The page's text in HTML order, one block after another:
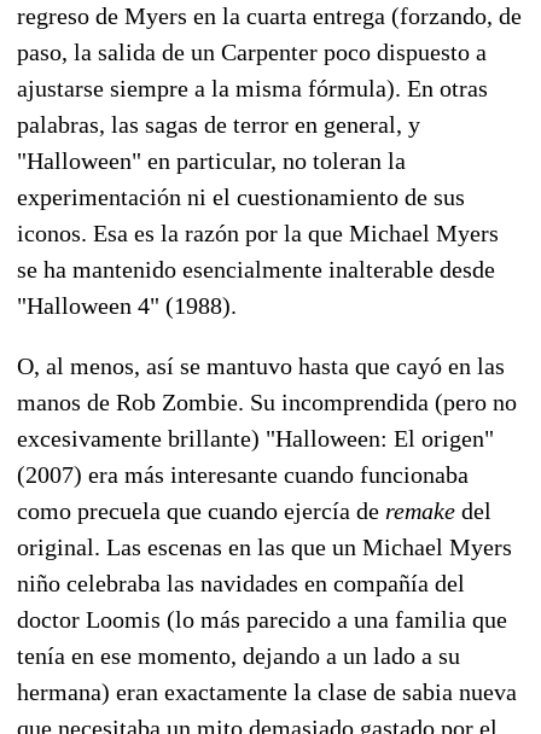
regreso de Myers en la cuarta entrega (forzando, de
paso, la salida de un Carpenter poco dispuesto a
ajustarse siempre a la misma fórmula). En otras
palabras, las sagas de terror en general, y
"Halloween" en particular, no toleran la
experimentación ni el cuestionamiento de sus
iconos. Esa es la razón por la que Michael Myers
se ha mantenido esencialmente inalterable desde
"Halloween 4" (1988).
O, al menos, así se mantuvo hasta que cayó en las
manos de Rob Zombie. Su incomprendida (pero no
excesivamente brillante) "Halloween: El origen"
(2007) era más interesante cuando funcionaba
como precuela que cuando ejercía de remake del
original. Las escenas en las que un Michael Myers
niño celebraba las navidades en compañía del
doctor Loomis (lo más parecido a una familia que
tenía en ese momento, dejando a un lado a su
hermana) eran exactamente la clase de sabia nueva
que necesitaba un mito demasiado gastado por el